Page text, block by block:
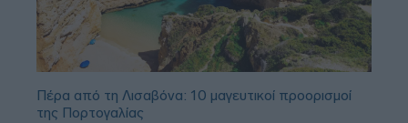
Πέρα από τη Λισαβόνα: 10 μαγευτικοί προορισμοί
της Πορτογαλίας